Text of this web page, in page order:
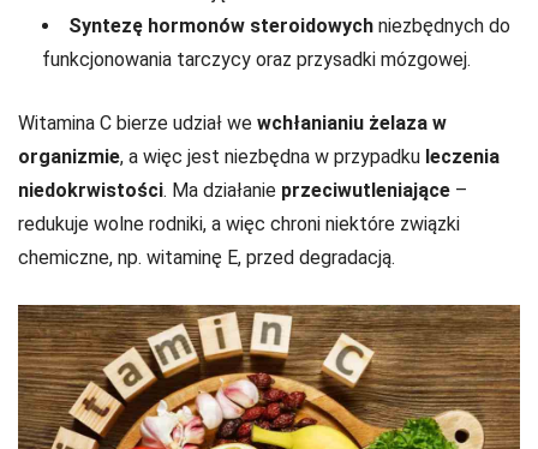
Syntezę hormonów steroidowych niezbędnych do
funkcjonowania tarczycy oraz przysadki mózgowej.
Witamina C bierze udział we wchłanianiu żelaza w
organizmie, a więc jest niezbędna w przypadku leczenia
niedokrwistości. Ma działanie przeciwutleniające –
redukuje wolne rodniki, a więc chroni niektóre związki
chemiczne, np. witaminę E, przed degradacją.